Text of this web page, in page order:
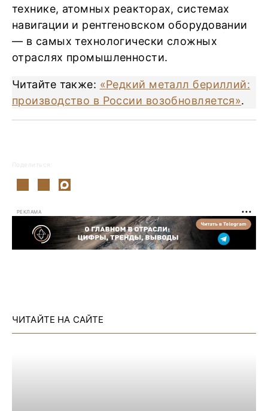
технике, атомных реакторах, системах
навигации и рентгеновском оборудовании
— в самых технологически сложных
отраслях промышленности.
Читайте также: «Редкий металл бериллий:
производство в России возобновляется».
Поделиться:
РЕКЛАМА
ЧИТАЙТЕ НА САЙТЕ